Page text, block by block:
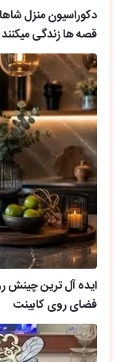
دکوراسیون منزل
قصه ها زندگی میکنند
ایده آل ترین چینش
فضای روی کابینت